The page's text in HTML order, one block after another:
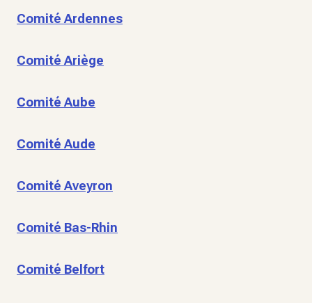
Comité Ardennes
Comité Ariège
Comité Aube
Comité Aude
Comité Aveyron
Comité Bas-Rhin
Comité Belfort